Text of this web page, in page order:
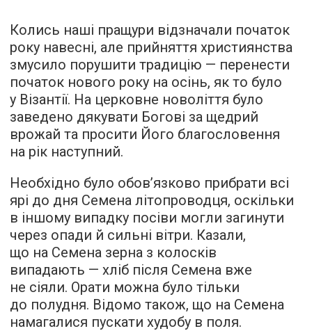
Колись наші пращури відзначали початок
року навесні, але прийняття християнства
змусило порушити традицію — перенести
початок нового року на осінь, як то було
у Візантії. На церковне новоліття було
заведено дякувати Богові за щедрий
врожай та просити Його благословення
на рік наступний.
Необхідно було обов’язково прибрати всі
ярі до дня Семена літопроводця, оскільки
в іншому випадку посіви могли загинути
через опади й сильні вітри. Казали,
що на Семена зерна з колосків
випадають — хліб після Семена вже
не сіяли. Орати можна було тільки
до полудня. Відомо також, що на Семена
намагалися пускати худобу в поля.